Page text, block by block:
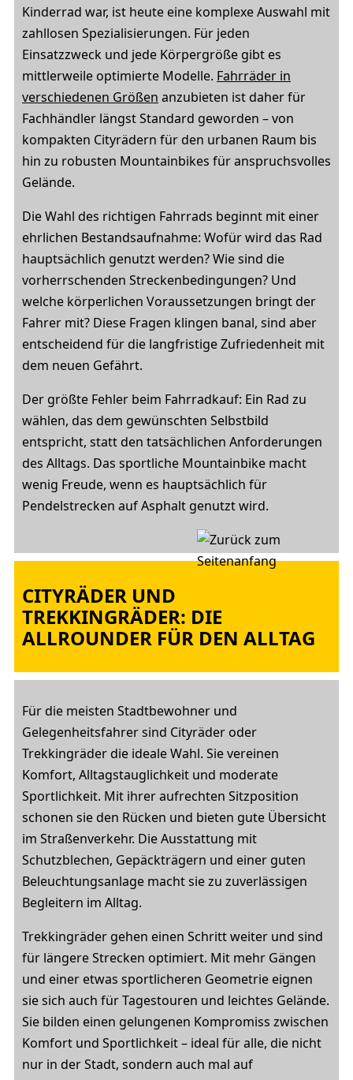
Kinderrad war, ist heute eine komplexe Auswahl mit
zahllosen Spezialisierungen. Für jeden
Einsatzzweck und jede Körpergröße gibt es
mittlerweile optimierte Modelle. Fahrräder in
verschiedenen Größen anzubieten ist daher für
Fachhändler längst Standard geworden – von
kompakten Cityrädern für den urbanen Raum bis
hin zu robusten Mountainbikes für anspruchsvolles
Gelände.
Die Wahl des richtigen Fahrrads beginnt mit einer
ehrlichen Bestandsaufnahme: Wofür wird das Rad
hauptsächlich genutzt werden? Wie sind die
vorherrschenden Streckenbedingungen? Und
welche körperlichen Voraussetzungen bringt der
Fahrer mit? Diese Fragen klingen banal, sind aber
entscheidend für die langfristige Zufriedenheit mit
dem neuen Gefährt.
Der größte Fehler beim Fahrradkauf: Ein Rad zu
wählen, das dem gewünschten Selbstbild
entspricht, statt den tatsächlichen Anforderungen
des Alltags. Das sportliche Mountainbike macht
wenig Freude, wenn es hauptsächlich für
Pendelstrecken auf Asphalt genutzt wird.
CITYRÄDER UND
TREKKINGRÄDER: DIE
ALLROUNDER FÜR DEN ALLTAG
Für die meisten Stadtbewohner und
Gelegenheitsfahrer sind Cityräder oder
Trekkingräder die ideale Wahl. Sie vereinen
Komfort, Alltagstauglichkeit und moderate
Sportlichkeit. Mit ihrer aufrechten Sitzposition
schonen sie den Rücken und bieten gute Übersicht
im Straßenverkehr. Die Ausstattung mit
Schutzblechen, Gepäckträgern und einer guten
Beleuchtungsanlage macht sie zu zuverlässigen
Begleitern im Alltag.
Trekkingräder gehen einen Schritt weiter und sind
für längere Strecken optimiert. Mit mehr Gängen
und einer etwas sportlicheren Geometrie eignen
sie sich auch für Tagestouren und leichtes Gelände.
Sie bilden einen gelungenen Kompromiss zwischen
Komfort und Sportlichkeit – ideal für alle, die nicht
nur in der Stadt, sondern auch mal auf